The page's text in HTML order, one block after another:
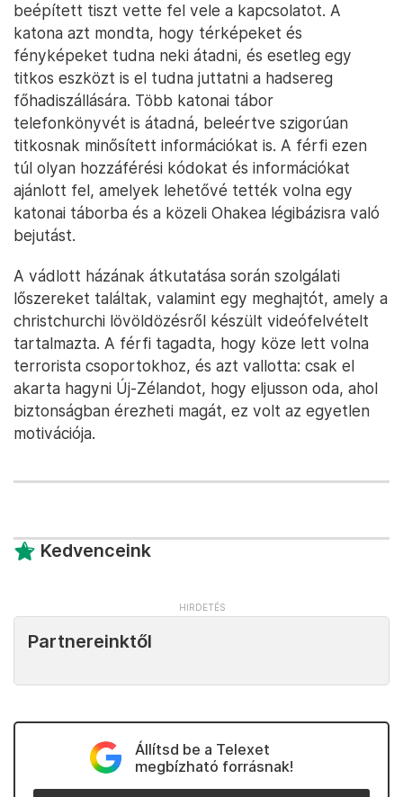
beépített tiszt vette fel vele a kapcsolatot. A
katona azt mondta, hogy térképeket és
fényképeket tudna neki átadni, és esetleg egy
titkos eszközt is el tudna juttatni a hadsereg
főhadiszállására. Több katonai tábor
telefonkönyvét is átadná, beleértve szigorúan
titkosnak minősített információkat is. A férfi ezen
túl olyan hozzáférési kódokat és információkat
ajánlott fel, amelyek lehetővé tették volna egy
katonai táborba és a közeli Ohakea légibázisra való
bejutást.
A vádlott házának átkutatása során szolgálati
lőszereket találtak, valamint egy meghajtót, amely a
christchurchi lövöldözésről készült videófelvételt
tartalmazta. A férfi tagadta, hogy köze lett volna
terrorista csoportokhoz, és azt vallotta: csak el
akarta hagyni Új-Zélandot, hogy eljusson oda, ahol
biztonságban érezheti magát, ez volt az egyetlen
motivációja.
Kedvenceink
Partnereinktől
Állítsd be a Telexet
megbízható forrásnak!